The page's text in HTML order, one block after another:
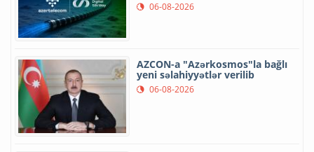
06-08-2026
AZCON-a "Azərkosmos"la bağlı
yeni səlahiyyətlər verilib
06-08-2026